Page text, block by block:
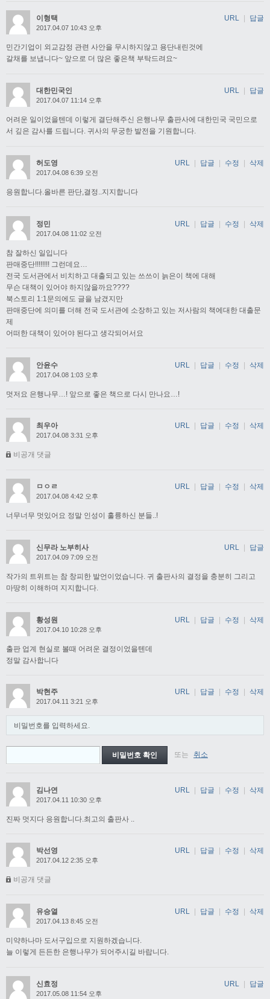
이형택
2017.04.07 10:43 오후
민간기업이 외교감정 관련 사안을 무시하지않고 용단내린것에
갈채를 보냅니다~ 앞으로 더 많은 좋은책 부탁드려요~
URL 답글
대한민국인
2017.04.07 11:14 오후
어려운 일이었을텐데 이렇게 결단해주신 은행나무 출판사에 대한민국 국민으로
서 깊은 감사를 드립니다. 귀사의 무궁한 발전을 기원합니다.
URL 답글
허도영
2017.04.08 6:39 오전
응원합니다.올바른 판단,결정..지지합니다
URL 답글 수정 삭제
정민
2017.04.08 11:02 오전
참 잘하신 일입니다
판매중단!!!!!!!! 그런데요…
전국 도서관에서 비치하고 대출되고 있는 쓰쓰이 늙은이 책에 대해
무슨 대책이 있어야 하지않을까요????
북스토리 1:1문의에도 글을 남겼지만
판매중단에 의미를 더해 전국 도서관에 소장하고 있는 저사람의 책에대한 대출문
제
어떠한 대책이 있어야 된다고 생각되어서요
URL | 답글 | 수정 | 삭제
안윤수
2017.04.08 1:03 오후
멋저요 은행나무…! 앞으로 좋은 책으로 다시 만나요…!
URL | 답글 | 수정 | 삭제
최우아
2017.04.08 3:31 오후
비공개 댓글
URL 답글 수정 삭제
ㅁㅇㄹ
2017.04.08 4:42 오후
너무너무 멋있어요 정말 인성이 훌륭하신 분들..!
URL 답글 수정 삭제
신무라 노부히사
2017.04.09 7:09 오전
작가의 트위트는 참 창피한 발언이었습니다. 귀 출판사의 결정을 충분히 그리고
마땅히 이해하며 지지합니다.
URL | 답글
황성원
2017.04.10 10:28 오후
출판 업계 현실로 볼때 어려운 결정이었을텐데
정말 감사합니다
URL | 답글 | 수정 | 삭제
박현주
2017.04.11 3:21 오후
비밀번호를 입력하세요.
또는 취소
URL 답글 수정 삭제
김나연
2017.04.11 10:30 오후
진짜 멋지다 응원합니다.최고의 출판사 ..
URL | 답글 | 수정 | 삭제
박선영
2017.04.12 2:35 오후
비공개 댓글
URL 답글 수정 삭제
유승열
2017.04.13 8:45 오전
미약하나마 도서구입으로 지원하겠습니다.
늘 이렇게 든든한 은행나무가 되어주시길 바랍니다.
URL 답글 수정 삭제
신효정
2017.05.08 11:54 오후
URL 답글